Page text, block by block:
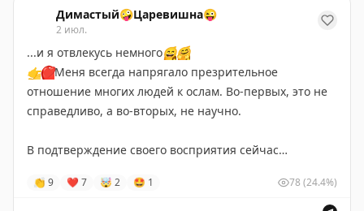
#скалыДимастый🤪Царевишна😜
2 июл.
...и я отвлекусь немного😄🤗
👉❤️Меня всегда напрягало презрительное
отношение многих людей к ослам. Во-первых, это не
справедливо, а во-вторых, не научно.
В подтверждение своего восприятия сейчас
в одиночку осел защитил ночью овец убив трех
👏 9 ❤ 7 🤯 2 🤩 1 78 (24.4%)